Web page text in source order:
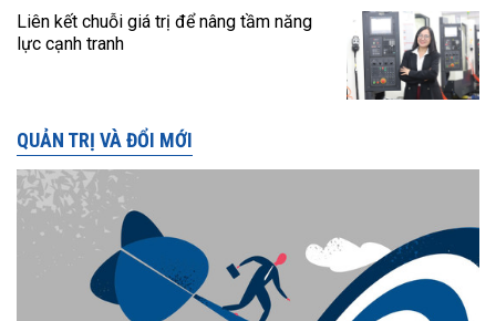
Liên kết chuỗi giá trị để nâng tầm năng
lực cạnh tranh
QUẢN TRỊ VÀ ĐỔI MỚI